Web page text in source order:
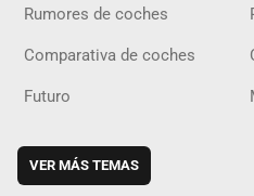
Rumores de coches
Comparativa de coches
Futuro
VER MÁS TEMAS